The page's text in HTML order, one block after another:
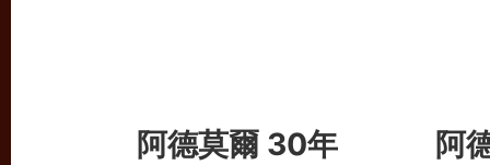
阿德莫爾 30年
阿